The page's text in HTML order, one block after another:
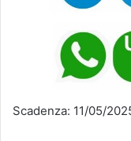
Scadenza: 11/05/